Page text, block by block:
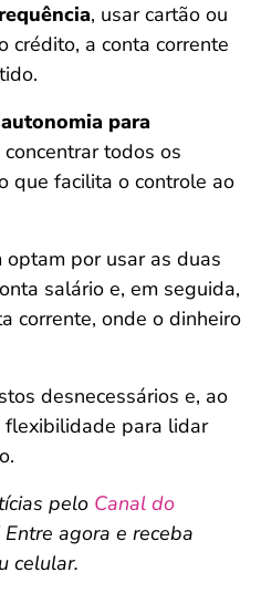
, usar cartão ou
crédito, a conta corrente
para
concentrar todos os
que facilita o controle ao
por usar as duas
salário e, em seguida,
corrente, onde o dinheiro
desnecessários e, ao
flexibilidade para lidar
pelo Canal do
Entre agora e receba
celular.